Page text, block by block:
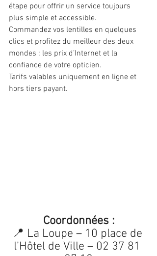
étape pour offrir un service toujours
plus simple et accessible.
Commandez vos lentilles en quelques
clics et profitez du meilleur des deux
mondes : les prix d’Internet et la
confiance de votre opticien.
Tarifs valables uniquement en ligne et
hors tiers payant.
Coordonnées :
📍 La Loupe – 10 place de
l’Hôtel de Ville – 02 37 81